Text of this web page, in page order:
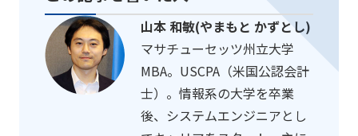
山本 和敏(やまもと かずとし)
マサチューセッツ州立大学
MBA。USCPA（米国公認会計
士）。情報系の大学を卒業
後、システムエンジニアとし